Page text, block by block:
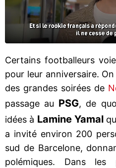
Certains footballeurs
pour leur anniversaire.
des grandes soirées de
passage au PSG, de
idées à Lamine Yamal
a invité environ 200
sud de Barcelone,
polémiques. Dans les